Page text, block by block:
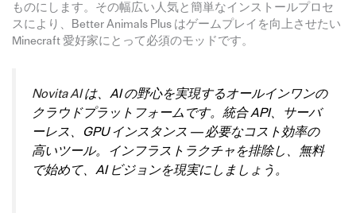
ものにします。その幅広い人気と簡単なインストールプロセ
スにより、Better Animals Plus はゲームプレイを向上させたい
Minecraft 愛好家にとって必須のモッドです。
Novita AIは、AI の野心を実現するオールインワンの
クラウドプラットフォームです。統合 API、サーバ
ーレス、GPU インスタンス — 必要なコスト効率の
高いツール。インフラストラクチャを排除し、無料
で始めて、AI ビジョンを現実にしましょう。